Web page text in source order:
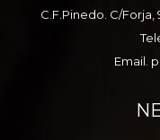
C.F.Pinedo. C/
Email.